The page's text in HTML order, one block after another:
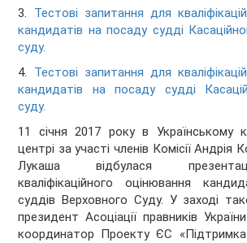
3. Тестові запитання для
кандидатів на посаду судді
суду.
4. Тестові запитання для
кандидатів на посаду судді
суду.
11 січня 2017 року в Українському
центрі за участі членів Комісії Андрія
Лукаша відбулася
кваліфікаційного оцінювання
суддів Верховного Суду. У заході
президент Асоціації правників
координатор Проекту ЄС